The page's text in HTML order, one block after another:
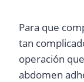
Para que
tan
operación
abdomen